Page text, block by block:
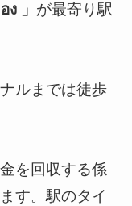
」 が最寄り駅
ルまでは徒歩
を回収する係
す。駅のタイ